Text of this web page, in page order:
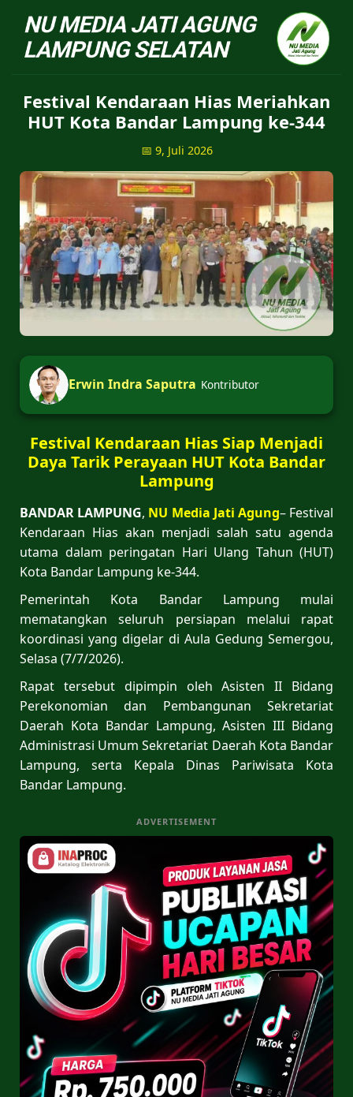
NU Jatiagung - Situs
Festival Kendaraan Hias Meriahkan
HUT Kota Bandar Lampung ke-344
📅 9, Juli 2026
Erwin Indra Saputra Kontributor
Festival Kendaraan Hias Siap Menjadi
Daya Tarik Perayaan HUT Kota Bandar
Lampung
BANDAR LAMPUNG, NU Media Jati Agung– Festival
Kendaraan Hias akan menjadi salah satu agenda
utama dalam peringatan Hari Ulang Tahun (HUT)
Kota Bandar Lampung ke-344.
Pemerintah Kota Bandar Lampung mulai
mematangkan seluruh persiapan melalui rapat
koordinasi yang digelar di Aula Gedung Semergou,
Selasa (7/7/2026).
Rapat tersebut dipimpin oleh Asisten II Bidang
Perekonomian dan Pembangunan Sekretariat
Daerah Kota Bandar Lampung, Asisten III Bidang
Administrasi Umum Sekretariat Daerah Kota Bandar
Lampung, serta Kepala Dinas Pariwisata Kota
Bandar Lampung.
ADVERTISEMENT